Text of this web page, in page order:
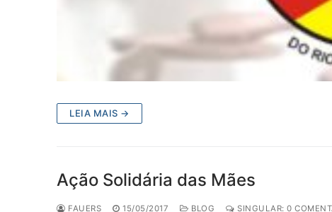
LEIA MAIS →
Ação Solidária das Mães
FAUERS 15/05/2017 BLOG SINGULAR: 0